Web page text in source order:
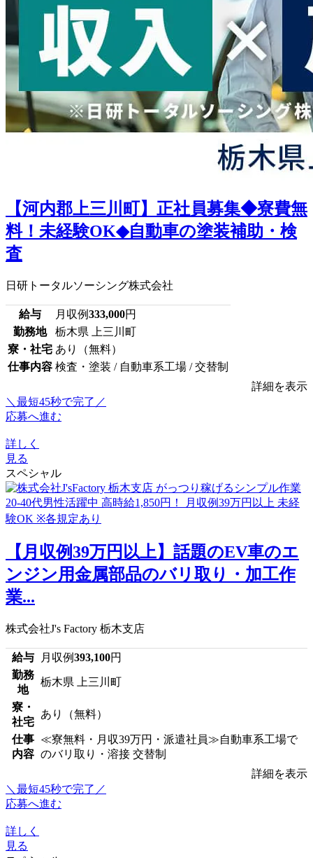
【河内郡上三川町】正社員募集◆寮費無
料！未経験OK◆自動車の塗装補助・検
査
日研トータルソーシング株式会社
給与 月収例333,000円
勤務地
栃木県 上三川町
寮・社宅 あり（無料）
仕事内容 検査・塗装 / 自動車系工場 / 交替制
詳細を表示
＼最短45秒で完了／
応募へ進む
詳しく
見る
スペシャル
【月収例39万円以上】話題のEV車のエ
ンジン用金属部品のバリ取り・加工作
業...
株式会社J's Factory 栃木支店
給与 月収例393,100円
勤務
地
栃木県 上三川町
寮・
社宅
あり（無料）
仕事
内容
≪寮無料・月収39万円・派遣社員≫自動車系工場で
のバリ取り・溶接 交替制
詳細を表示
＼最短45秒で完了／
応募へ進む
詳しく
見る